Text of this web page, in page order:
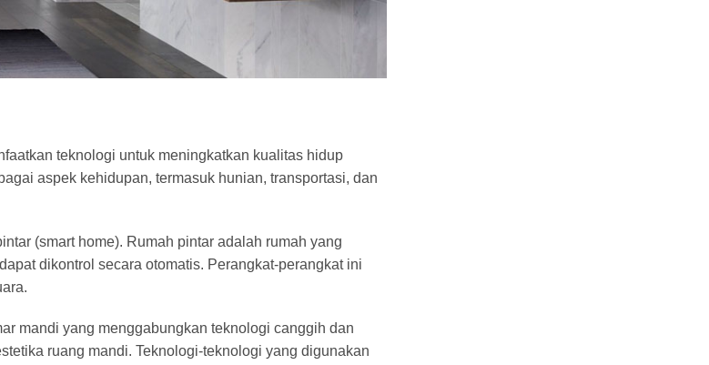
teknologi untuk meningkatkan kualitas hidup
aspek kehidupan, termasuk hunian, transportasi, dan
(smart home). Rumah pintar adalah rumah yang
dikontrol secara otomatis. Perangkat-perangkat ini
mandi yang menggabungkan teknologi canggih dan
ruang mandi. Teknologi-teknologi yang digunakan